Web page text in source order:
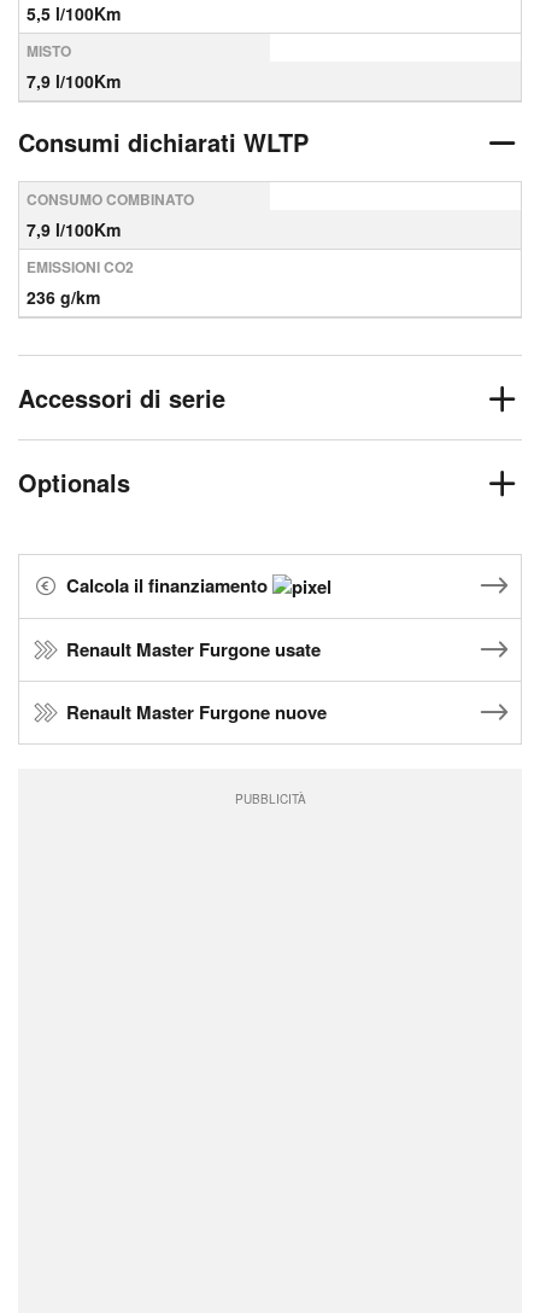
5,5 l/100Km
MISTO
7,9 l/100Km
Consumi dichiarati WLTP
CONSUMO COMBINATO
7,9 l/100Km
EMISSIONI CO2
236 g/km
Accessori di serie
Optionals
Calcola il finanziamento
Renault Master Furgone usate
Renault Master Furgone nuove
PUBBLICITÀ